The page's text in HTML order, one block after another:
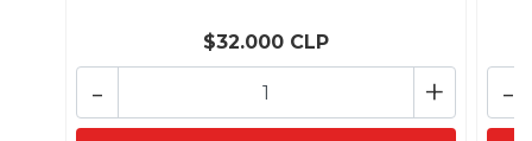
$32.000 CLP
+
- -